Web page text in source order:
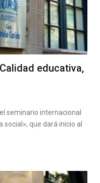
educativa,
seminario internacional
social», que dará inicio al